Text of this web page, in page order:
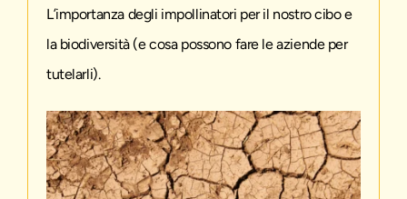
L’importanza degli impollinatori per il nostro cibo e
la biodiversità (e cosa possono fare le aziende per
tutelarli).